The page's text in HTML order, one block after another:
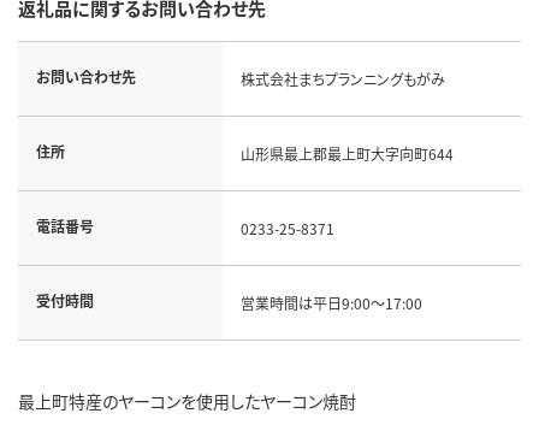
返礼品に関するお問い合わせ先
お問い合わせ先 株式会社まちプランニングもがみ
住所 山形県最上郡最上町大字向町644
電話番号 0233-25-8371
受付時間 営業時間は平日9:00～17:00
最上町特産のヤーコンを使用したヤーコン焼酎